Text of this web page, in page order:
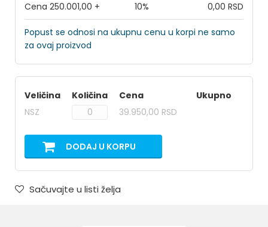
Cena 250.001,00 + 10% 0,00 RSD
Popust se odnosi na ukupnu cenu u korpi ne samo
za ovaj proizvod
Veličina Količina Cena
Ukupno
NSZ
39.950,00 RSD
DODAJ U KORPU
Sačuvajte u listi želja